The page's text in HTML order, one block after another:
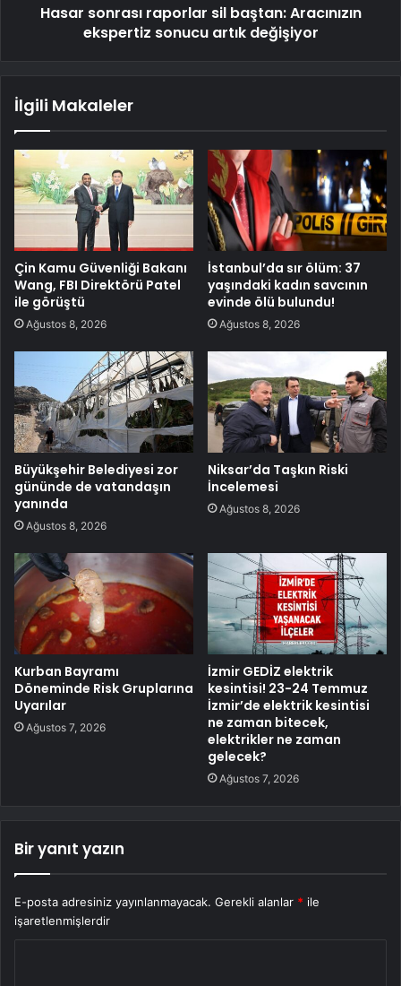
Hasar sonrası raporlar sil baştan: Aracınızın
ekspertiz sonucu artık değişiyor
İlgili Makaleler
Çin Kamu Güvenliği Bakanı
Wang, FBI Direktörü Patel
ile görüştü
Ağustos 8, 2026
İstanbul’da sır ölüm: 37
yaşındaki kadın savcının
evinde ölü bulundu!
Ağustos 8, 2026
Büyükşehir Belediyesi zor
gününde de vatandaşın
yanında
Ağustos 8, 2026
Niksar’da Taşkın Riski
İncelemesi
Ağustos 8, 2026
Kurban Bayramı
Döneminde Risk Gruplarına
Uyarılar
Ağustos 7, 2026
İzmir GEDİZ elektrik
kesintisi! 23-24 Temmuz
İzmir’de elektrik kesintisi
ne zaman bitecek,
elektrikler ne zaman
gelecek?
Ağustos 7, 2026
Bir yanıt yazın
E-posta adresiniz yayınlanmayacak. Gerekli alanlar * ile
işaretlenmişlerdir